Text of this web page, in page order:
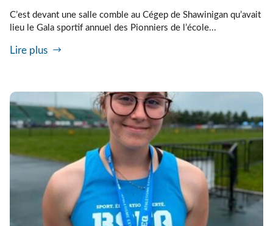
C’est devant une salle comble au Cégep de Shawinigan qu’avait
lieu le Gala sportif annuel des Pionniers de l’école...
Lire plus